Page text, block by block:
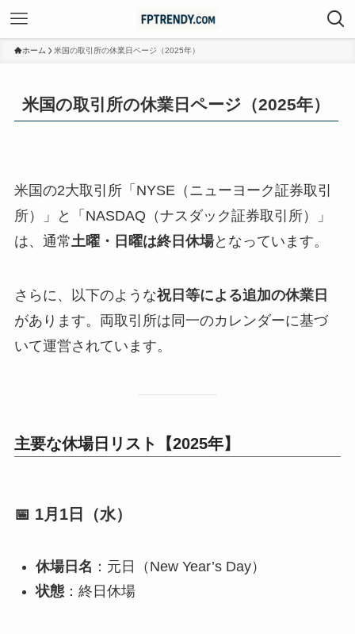
ホーム 米国の取引所の休業日ページ（2025年）
米国の取引所の休業日ページ（2025年）
米国の2大取引所「NYSE（ニューヨーク証券取引
所）」と「NASDAQ（ナスダック証券取引所）」
は、通常土曜・日曜は終日休場となっています。
さらに、以下のような祝日等による追加の休業日
があります。両取引所は同一のカレンダーに基づ
いて運営されています。
主要な休場日リスト【2025年】
📅 1月1日（水）
休場日名 ：元日（New Year’s Day）
状態：終日休場